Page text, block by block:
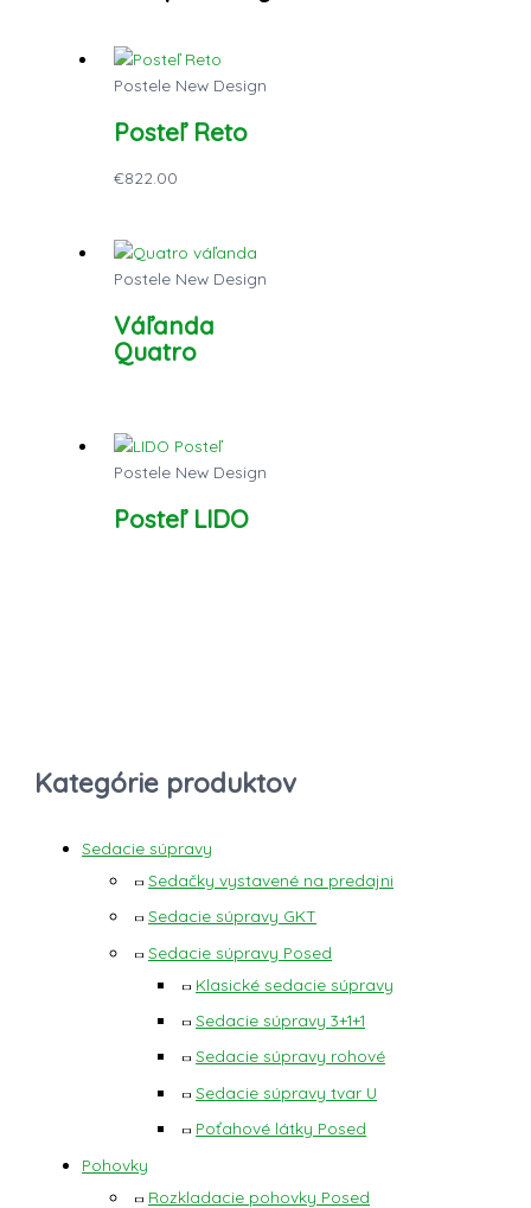
Kategórie produktov
Sedacie súpravy
Sedačky vystavené na predajni
Sedacie súpravy GKT
Sedacie súpravy Posed
Klasické sedacie súpravy
Sedacie súpravy 3+1+1
Sedacie súpravy rohové
Sedacie súpravy tvar U
Poťahové látky Posed
Pohovky
Rozkladacie pohovky Posed
Postele New Design
Posteľ Reto
€822.00
Postele New Design
Váľanda
Quatro
Postele New Design
Posteľ LIDO